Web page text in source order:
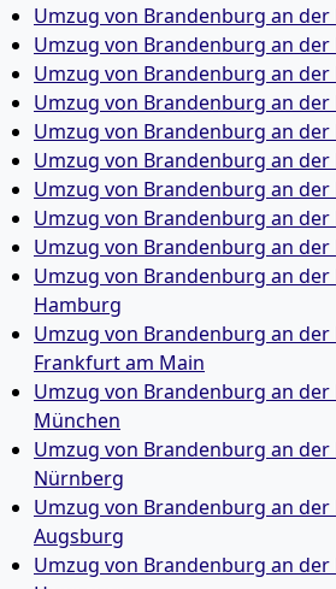
Umzug von Brandenburg an der
Umzug von Brandenburg an der
Umzug von Brandenburg an der
Umzug von Brandenburg an der
Umzug von Brandenburg an der
Umzug von Brandenburg an der
Umzug von Brandenburg an der
Umzug von Brandenburg an der
Umzug von Brandenburg an
Umzug von Brandenburg an der
Hamburg
Umzug von Brandenburg an der
Frankfurt am Main
Umzug von Brandenburg an der
München
Umzug von Brandenburg an der
Nürnberg
Umzug von Brandenburg an der
Augsburg
Umzug von Brandenburg an der